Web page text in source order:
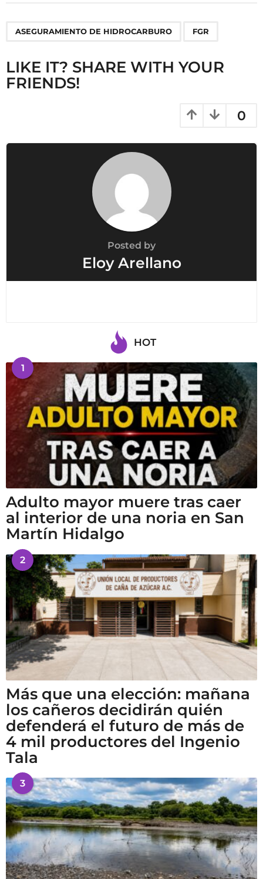
i
n
o
ASEGURAMIENTO DE HIDROCARBURO FGR
LIKE IT? SHARE WITH YOUR
FRIENDS!
0
Posted by
Eloy Arellano
HOT
1
Adulto mayor muere tras caer
al interior de una noria en San
Martín Hidalgo
2
Más que una elección: mañana
los cañeros decidirán quién
defenderá el futuro de más de
4 mil productores del Ingenio
Tala
3